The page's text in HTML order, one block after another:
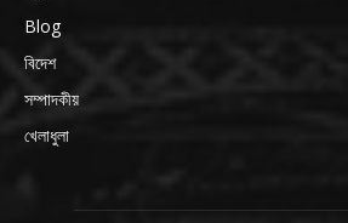
Blog
বিদেশ
সম্পাদকীয়
খেলাধুলা